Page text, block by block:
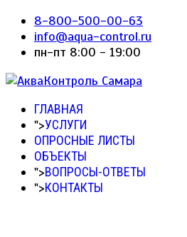
8-800-500-00-63
info@aqua-control.ru
пн-пт 8:00 - 19:00
ГЛАВНАЯ
">УСЛУГИ
ОПРОСНЫЕ ЛИСТЫ
ОБЪЕКТЫ
">ВОПРОСЫ-ОТВЕТЫ
">КОНТАКТЫ